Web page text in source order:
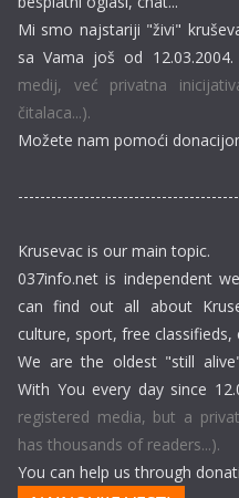
Mi smo najstariji "živi"
sa Vama još od 12.03.2004.
medij, već privatna
čitalaca...).
Možete nam pomoći
Krusevac is our main topic.
037info.net is independent
can find out all about
culture, sport, free classifieds,
We are the oldest "still
With You every day since
registered media, but a
has thousands of readers...).
You can help us through